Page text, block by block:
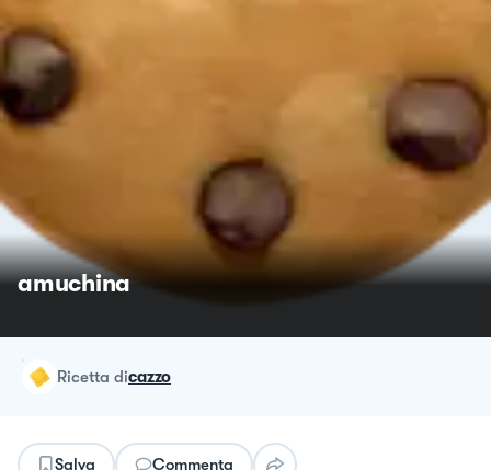
amuchina
ricetta dicazzo
Salva Commenta